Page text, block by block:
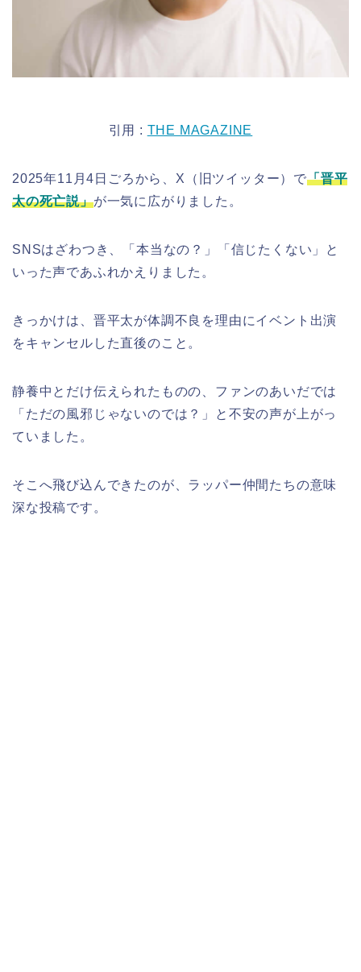
引用 : THE MAGAZINE
2025年11月4日ごろから、X（旧ツイッター）で「晋平
太の死亡説」が一気に広がりました。
SNSはざわつき、「本当なの？」「信じたくない」と
いった声であふれかえりました。
きっかけは、晋平太が体調不良を理由にイベント出演
をキャンセルした直後のこと。
静養中とだけ伝えられたものの、ファンのあいだでは
「ただの風邪じゃないのでは？」と不安の声が上がっ
ていました。
そこへ飛び込んできたのが、ラッパー仲間たちの意味
深な投稿です。